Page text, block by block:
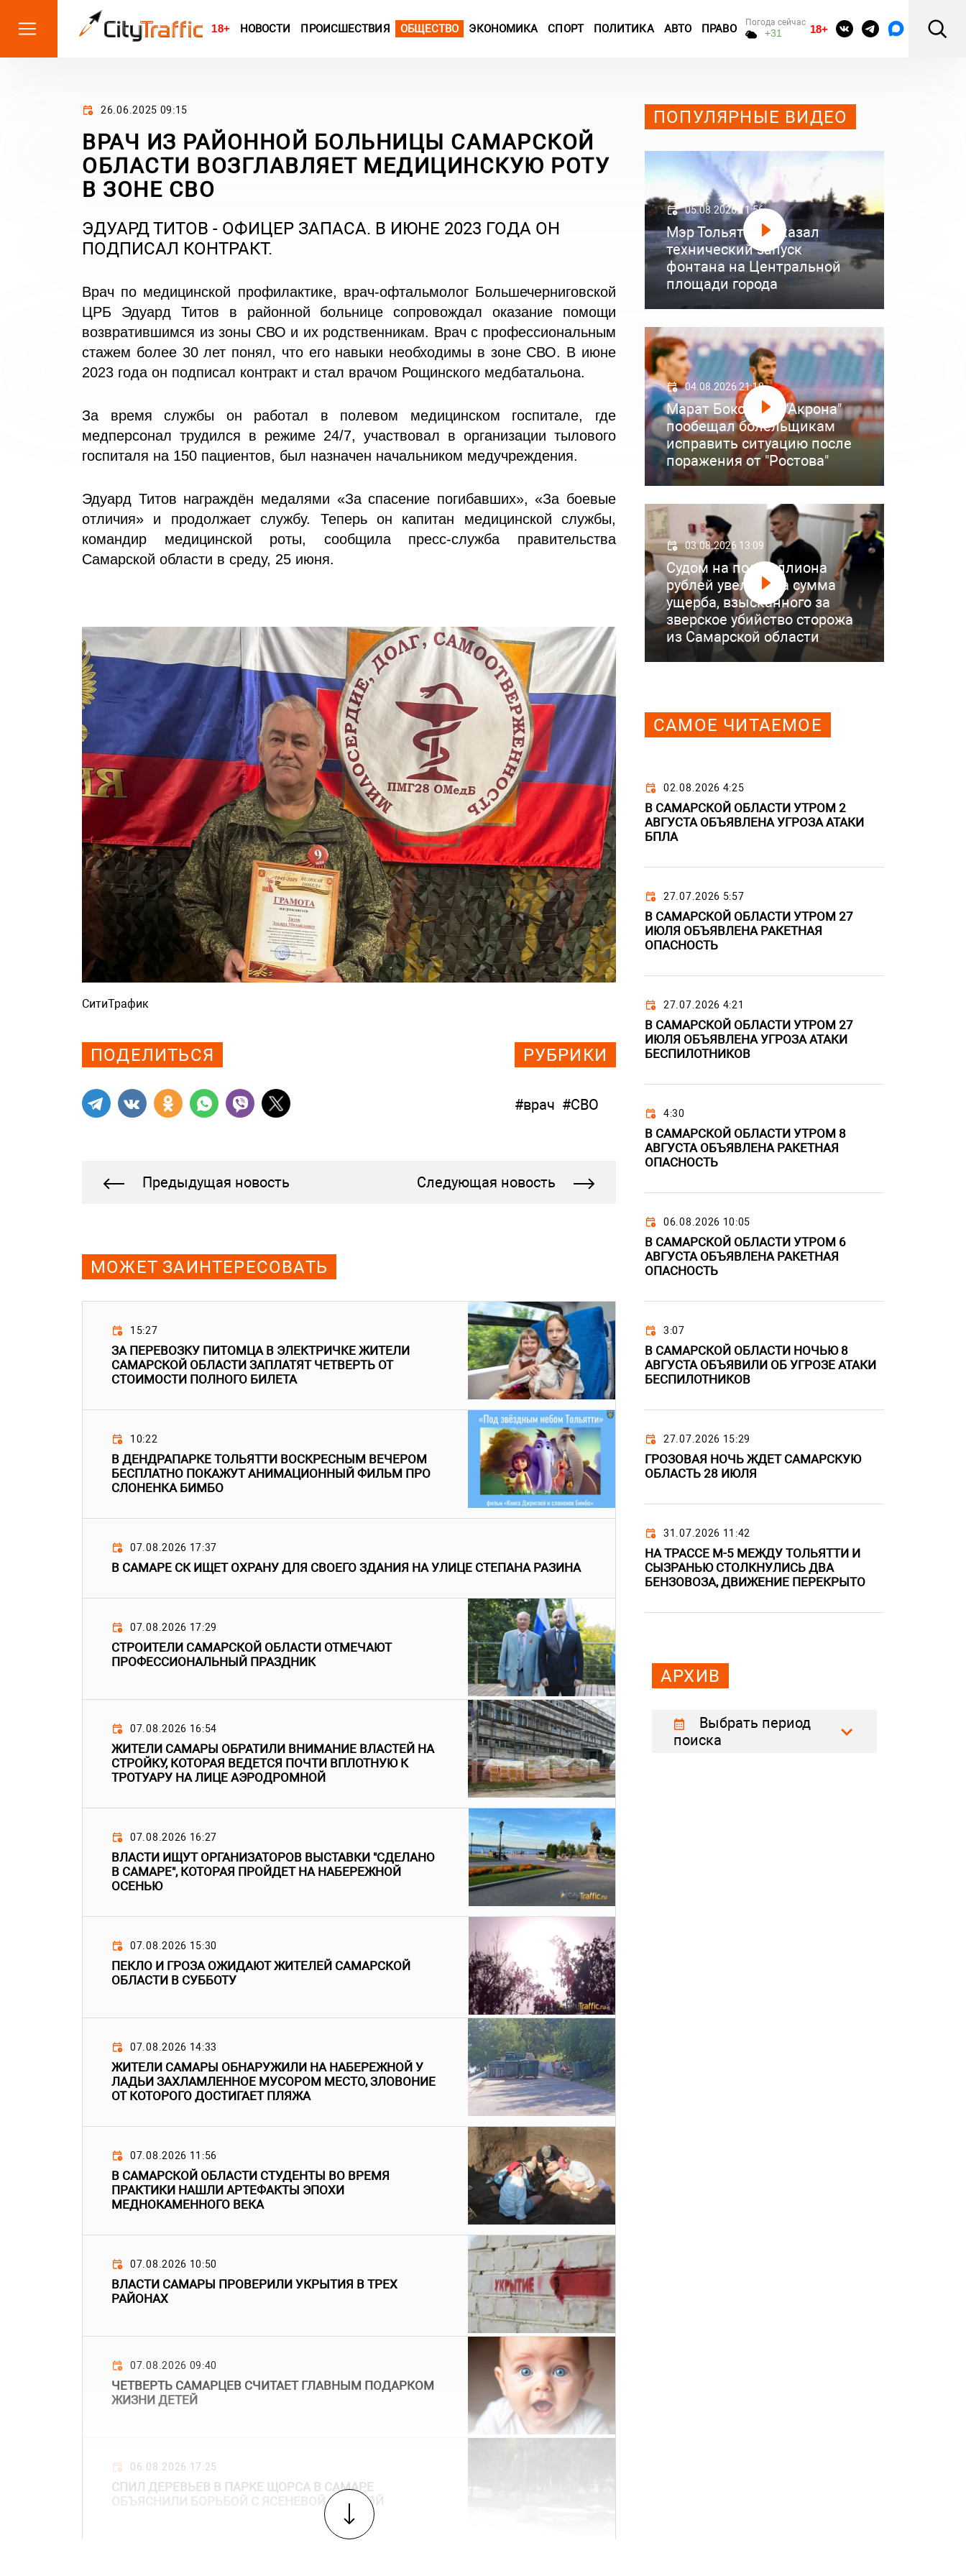
18+ НОВОСТИ ПРОИСШЕСТВИЯ ОБЩЕСТВО ЭКОНОМИКА СПОРТ ПОЛИТИКА АВТО ПРАВО Погода сейчас
+31 18+
26.06.2025 09:15
ВРАЧ ИЗ РАЙОННОЙ БОЛЬНИЦЫ САМАРСКОЙ
ОБЛАСТИ ВОЗГЛАВЛЯЕТ МЕДИЦИНСКУЮ РОТУ
В ЗОНЕ СВО
ЭДУАРД ТИТОВ - ОФИЦЕР ЗАПАСА. В ИЮНЕ 2023 ГОДА ОН
ПОДПИСАЛ КОНТРАКТ.
Врач по медицинской профилактике, врач-офтальмолог Большечерниговской
ЦРБ Эдуард Титов в районной больнице сопровождал оказание помощи
возвратившимся из зоны СВО и их родственникам. Врач с профессиональным
стажем более 30 лет понял, что его навыки необходимы в зоне СВО. В июне
2023 года он подписал контракт и стал врачом Рощинского медбатальона.
За время службы он работал в полевом медицинском госпитале, где
медперсонал трудился в режиме 24/7, участвовал в организации тылового
госпиталя на 150 пациентов, был назначен начальником медучреждения.
Эдуард Титов награждён медалями «За спасение погибавших», «За боевые
отличия» и продолжает службу. Теперь он капитан медицинской службы,
командир медицинской роты, сообщила пресс-служба правительства
Самарской области в среду, 25 июня.
СитиТрафик
ПОДЕЛИТЬСЯ РУБРИКИ
#врач #СВО
Предыдущая новость Следующая новость
МОЖЕТ ЗАИНТЕРЕСОВАТЬ
15:27
ЗА ПЕРЕВОЗКУ ПИТОМЦА В ЭЛЕКТРИЧКЕ ЖИТЕЛИ
САМАРСКОЙ ОБЛАСТИ ЗАПЛАТЯТ ЧЕТВЕРТЬ ОТ
СТОИМОСТИ ПОЛНОГО БИЛЕТА
10:22
В ДЕНДРАПАРКЕ ТОЛЬЯТТИ ВОСКРЕСНЫМ ВЕЧЕРОМ
БЕСПЛАТНО ПОКАЖУТ АНИМАЦИОННЫЙ ФИЛЬМ ПРО
СЛОНЕНКА БИМБО
07.08.2026 17:37
В САМАРЕ СК ИЩЕТ ОХРАНУ ДЛЯ СВОЕГО ЗДАНИЯ НА УЛИЦЕ СТЕПАНА РАЗИНА
07.08.2026 17:29
СТРОИТЕЛИ САМАРСКОЙ ОБЛАСТИ ОТМЕЧАЮТ
ПРОФЕССИОНАЛЬНЫЙ ПРАЗДНИК
07.08.2026 16:54
ЖИТЕЛИ САМАРЫ ОБРАТИЛИ ВНИМАНИЕ ВЛАСТЕЙ НА
СТРОЙКУ, КОТОРАЯ ВЕДЕТСЯ ПОЧТИ ВПЛОТНУЮ К
ТРОТУАРУ НА ЛИЦЕ АЭРОДРОМНОЙ
07.08.2026 16:27
ВЛАСТИ ИЩУТ ОРГАНИЗАТОРОВ ВЫСТАВКИ "СДЕЛАНО
В САМАРЕ", КОТОРАЯ ПРОЙДЕТ НА НАБЕРЕЖНОЙ
ОСЕНЬЮ
07.08.2026 15:30
ПЕКЛО И ГРОЗА ОЖИДАЮТ ЖИТЕЛЕЙ САМАРСКОЙ
ОБЛАСТИ В СУББОТУ
07.08.2026 14:33
ЖИТЕЛИ САМАРЫ ОБНАРУЖИЛИ НА НАБЕРЕЖНОЙ У
ЛАДЬИ ЗАХЛАМЛЕННОЕ МУСОРОМ МЕСТО, ЗЛОВОНИЕ
ОТ КОТОРОГО ДОСТИГАЕТ ПЛЯЖА
07.08.2026 11:56
В САМАРСКОЙ ОБЛАСТИ СТУДЕНТЫ ВО ВРЕМЯ
ПРАКТИКИ НАШЛИ АРТЕФАКТЫ ЭПОХИ
МЕДНОКАМЕННОГО ВЕКА
07.08.2026 10:50
ВЛАСТИ САМАРЫ ПРОВЕРИЛИ УКРЫТИЯ В ТРЕХ
РАЙОНАХ
07.08.2026 09:40
ЧЕТВЕРТЬ САМАРЦЕВ СЧИТАЕТ ГЛАВНЫМ ПОДАРКОМ
ЖИЗНИ ДЕТЕЙ
06.08.2026 17:25
СПИЛ ДЕРЕВЬЕВ В ПАРКЕ ЩОРСА В САМАРЕ
ОБЪЯСНИЛИ БОРЬБОЙ С ЯСЕНЕВОЙ ЗЛАТКОЙ
ПОПУЛЯРНЫЕ ВИДЕО
05.08.2026 11:56
Мэр Тольятти показал
технический запуск
фонтана на Центральной
площади города
04.08.2026 21:18
Марат Бокоев из "Акрона"
пообещал болельщикам
исправить ситуацию после
поражения от "Ростова"
03.08.2026 13:09
Судом на полмиллиона
рублей увеличена сумма
ущерба, взысканного за
зверское убийство сторожа
из Самарской области
САМОЕ ЧИТАЕМОЕ
02.08.2026 4:25
В САМАРСКОЙ ОБЛАСТИ УТРОМ 2
АВГУСТА ОБЪЯВЛЕНА УГРОЗА АТАКИ
БПЛА
27.07.2026 5:57
В САМАРСКОЙ ОБЛАСТИ УТРОМ 27
ИЮЛЯ ОБЪЯВЛЕНА РАКЕТНАЯ
ОПАСНОСТЬ
27.07.2026 4:21
В САМАРСКОЙ ОБЛАСТИ УТРОМ 27
ИЮЛЯ ОБЪЯВЛЕНА УГРОЗА АТАКИ
БЕСПИЛОТНИКОВ
4:30
В САМАРСКОЙ ОБЛАСТИ УТРОМ 8
АВГУСТА ОБЪЯВЛЕНА РАКЕТНАЯ
ОПАСНОСТЬ
06.08.2026 10:05
В САМАРСКОЙ ОБЛАСТИ УТРОМ 6
АВГУСТА ОБЪЯВЛЕНА РАКЕТНАЯ
ОПАСНОСТЬ
3:07
В САМАРСКОЙ ОБЛАСТИ НОЧЬЮ 8
АВГУСТА ОБЪЯВИЛИ ОБ УГРОЗЕ АТАКИ
БЕСПИЛОТНИКОВ
27.07.2026 15:29
ГРОЗОВАЯ НОЧЬ ЖДЕТ САМАРСКУЮ
ОБЛАСТЬ 28 ИЮЛЯ
31.07.2026 11:42
НА ТРАССЕ М-5 МЕЖДУ ТОЛЬЯТТИ И
СЫЗРАНЬЮ СТОЛКНУЛИСЬ ДВА
БЕНЗОВОЗА, ДВИЖЕНИЕ ПЕРЕКРЫТО
АРХИВ
Выбрать период
поиска